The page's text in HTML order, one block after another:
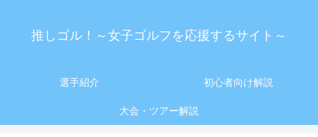
推しゴル！～女子ゴルフを応援するサイト～
選手紹介 初心者向け解説
大会・ツアー解説